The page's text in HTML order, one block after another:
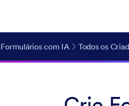
com IA Todos os